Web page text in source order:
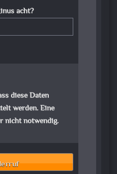
acht?
diese Daten
werden. Eine
nicht notwendig.